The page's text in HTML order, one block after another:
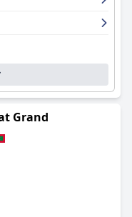
Grand